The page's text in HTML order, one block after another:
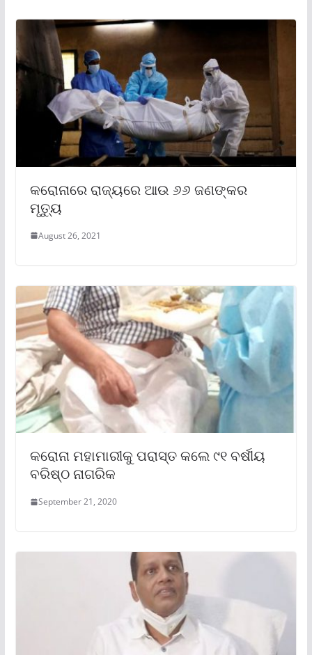
କରୋନାରେ ରାଜ୍ୟରେ ଆଉ ୬୬ ଜଣଙ୍କର
ମୃତ୍ୟୁ
August 26, 2021
କରୋନା ମହାମାରୀକୁ ପରାସ୍ତ କଲେ ୯୧ ବର୍ଷୀୟ
ବରିଷ୍ଠ ନାଗରିକ
September 21, 2020